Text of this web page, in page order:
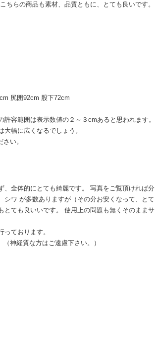
ちらの商品も素材、品質ともに、とても良いです。
尻囲92cm 股下72cm
容範囲は表示数値の２～３cmあると思われます。
幅に広くなるでしょう。
い。
、全体的にとても綺麗です。 写真をご覧頂ければ分
ワ が多数ありますが（その分お安くなって、とて
とても良いいです。 使用上の問題も無くそのままサ
ております。
神経質な方はご遠慮下さい。）